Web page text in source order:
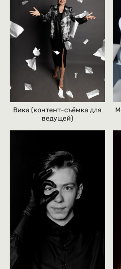
Вика (контент-съёмка для
ведущей)